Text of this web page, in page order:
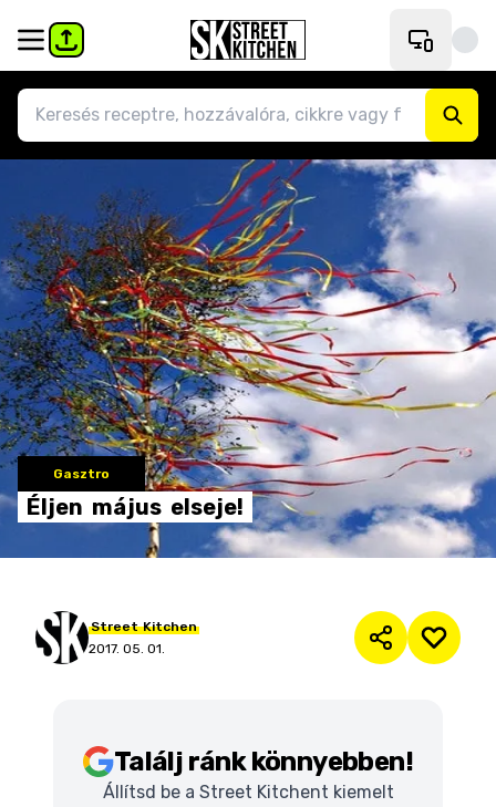
Gasztro
Éljen május elseje!
Street Kitchen
2017. 05. 01.
Találj ránk könnyebben!
Állítsd be a Street Kitchent kiemelt